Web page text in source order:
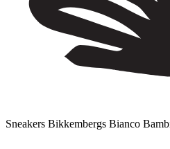
Sneakers Bikkembergs Bianco